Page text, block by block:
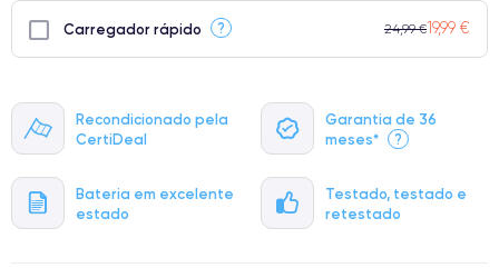
Recondicionado pela
CertiDeal
Garantia de 36
meses*
?
Bateria em excelente
estado
Testado, testado e
retestado
Carregador rápido ? 24,99 €19,99 €